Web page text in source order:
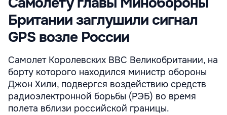
Британии заглушили сигнал
GPS возле России
Самолет Королевских ВВС Великобритании, на
борту которого находился министр обороны
Джон Хили, подвергся воздействию средств
радиоэлектронной борьбы (РЭБ) во время
полета вблизи российской границы.